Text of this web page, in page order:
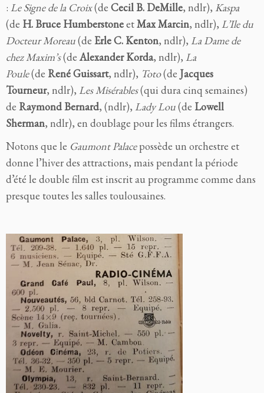
: Le Signe de la Croix(de Cecil B. DeMille, ndlr), Kaspa
(de H. Bruce HumberstoneetMax Marcin, ndlr), L’Ile du
Docteur Moreau(de Erle C. Kenton, ndlr), La Dame de
chez Maxim’s(deAlexander Korda, ndlr), La
Poule(de René Guissart, ndlr), Toto(de Jacques
Tourneur, ndlr), Les Misérables(qui dura cinq semaines)
de Raymond Bernard, (ndlr), Lady Lou(de Lowell
Sherman, ndlr), en doublage pour les films étrangers.
Notons que le Gaumont Palacepossède un orchestre et
donne l’hiver des attractions, mais pendant la période
d’été le double film est inscrit au programme comme dans
presque toutes les salles toulousaines.